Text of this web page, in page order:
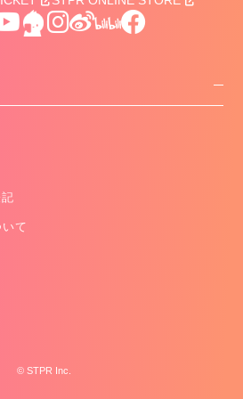
て
©︎STPR Inc.